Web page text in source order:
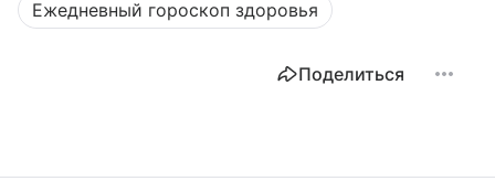
Ежедневный гороскоп здоровья
Поделиться